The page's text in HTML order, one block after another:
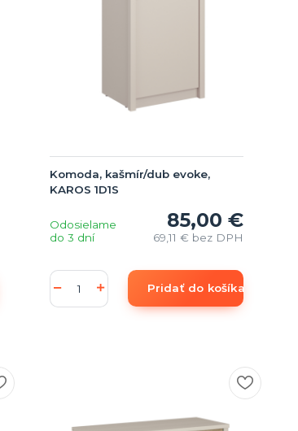
Komoda, kašmír/dub evoke,
KAROS 1D1S
85,00 €
69,11 € bez DPH
Odosielame
do 3 dní
Pridať do košíka